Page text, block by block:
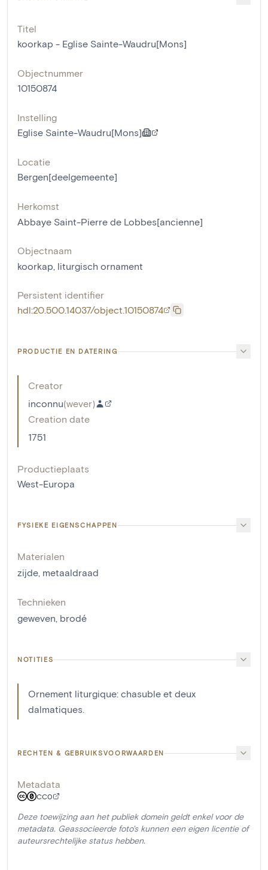
Titel
koorkap - Eglise Sainte-Waudru[Mons]
Objectnummer
10150874
Instelling
Eglise Sainte-Waudru[Mons]
Locatie
Bergen[deelgemeente]
Herkomst
Abbaye Saint-Pierre de Lobbes[ancienne]
Objectnaam
koorkap, liturgisch ornament
Persistent identifier
hdl:20.500.14037/object.10150874
PRODUCTIE EN DATERING
Creator
inconnu(wever)
Creation date
1751
Productieplaats
West-Europa
FYSIEKE EIGENSCHAPPEN
Materialen
zijde, metaaldraad
Technieken
geweven, brodé
NOTITIES
Ornement liturgique: chasuble et deux
dalmatiques.
RECHTEN & GEBRUIKSVOORWAARDEN
Metadata
CC0
Deze toewijzing aan het publiek domein geldt enkel voor de
metadata. Geassocieerde foto's kunnen een eigen licentie of
auteursrechtelijke status hebben.